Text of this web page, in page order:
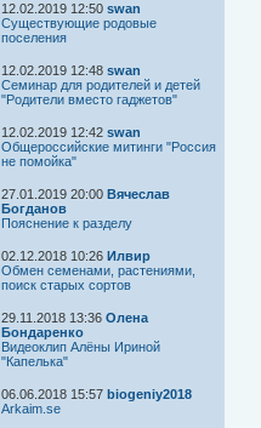
12.02.2019 12:50 swan
Существующие родовые
поселения
12.02.2019 12:48 swan
Семинар для родителей и детей
"Родители вместо гаджетов"
12.02.2019 12:42 swan
Общероссийские митинги "Россия
не помойка"
27.01.2019 20:00 Вячеслав
Богданов
Пояснение к разделу
02.12.2018 10:26 Илвир
Обмен семенами, растениями,
поиск старых сортов
29.11.2018 13:36 Олена
Бондаренко
Видеоклип Алёны Ириной
"Капелька"
06.06.2018 15:57 biogeniy2018
Arkaim.se